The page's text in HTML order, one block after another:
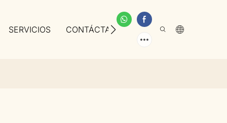
SERVICIOS CONTÁCTANOS SOBRE NOSOTROS